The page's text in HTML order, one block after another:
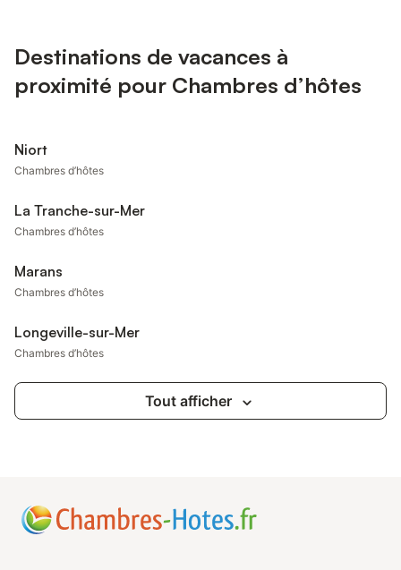
Destinations de vacances à
proximité pour Chambres d’hôtes
Niort
Chambres d’hôtes
La Tranche-sur-Mer
Chambres d’hôtes
Marans
Chambres d’hôtes
Longeville-sur-Mer
Chambres d’hôtes
Tout afficher